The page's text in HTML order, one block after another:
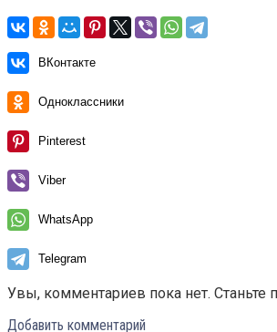
ВКонтакте
Одноклассники
Pinterest
Viber
WhatsApp
Telegram
Увы, комментариев пока нет. Станьте
Добавить комментарий